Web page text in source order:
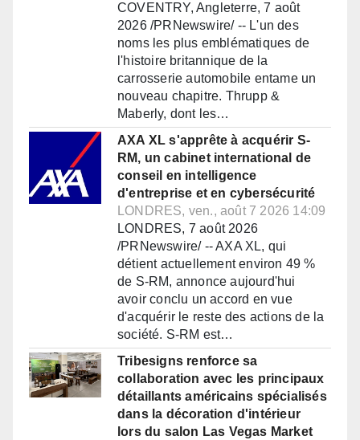
COVENTRY, Angleterre, 7 août
2026 /PRNewswire/ -- L'un des
noms les plus emblématiques de
l'histoire britannique de la
carrosserie automobile entame un
nouveau chapitre. Thrupp &
Maberly, dont les…
AXA XL s'apprête à acquérir S-
RM, un cabinet international de
conseil en intelligence
d'entreprise et en cybersécurité
LONDRES, ven., août 7 2026 14:09
LONDRES, 7 août 2026
/PRNewswire/ -- AXA XL, qui
détient actuellement environ 49 %
de S-RM, annonce aujourd'hui
avoir conclu un accord en vue
d'acquérir le reste des actions de la
société. S-RM est…
Tribesigns renforce sa
collaboration avec les principaux
détaillants américains spécialisés
dans la décoration d'intérieur
lors du salon Las Vegas Market